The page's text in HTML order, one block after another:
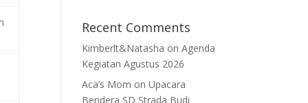
Recent Comments
Kimberlt&Natasha onAgenda
Kegiatan Agustus 2026
Aca’s Mom onUpacara
Bendera SD Strada Budi